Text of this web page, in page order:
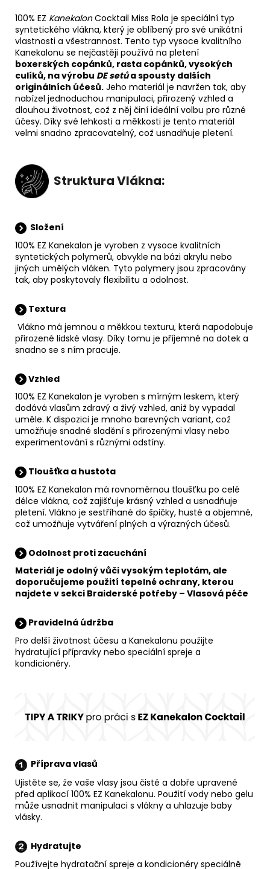
100% EZ KanekalonCocktail Miss Rola je speciální typ
syntetického vlákna, který je oblíbený pro své unikátní
vlastnosti a všestrannost. Tento typ vysoce kvalitního
Kanekalonu se nejčastěji používá na pletení
boxerských copánků, rasta copánků, vysokých
culíků, na výrobu DE setůa spousty dalších
originálních účesů. Jeho materiál je navržen tak, aby
nabízel jednoduchou manipulaci, přirozený vzhled a
dlouhou životnost, což z něj činí ideální volbu pro různé
účesy. Díky své lehkosti a měkkosti je tento materiál
velmi snadno zpracovatelný, což usnadňuje pletení.
Struktura Vlákna:
Složení
100% EZ Kanekalon je vyroben z vysoce kvalitních
syntetických polymerů, obvykle na bázi akrylu nebo
jiných umělých vláken. Tyto polymery jsou zpracovány
tak, aby poskytovaly flexibilitu a odolnost.
Textura
Vlákno má jemnou a měkkou texturu, která napodobuje
přirozené lidské vlasy. Díky tomu je příjemné na dotek a
snadno se s ním pracuje.
Vzhled
100% EZ Kanekalon je vyroben s mírným leskem, který
dodává vlasům zdravý a živý vzhled, aniž by vypadal
uměle. K dispozici je mnoho barevných variant, což
umožňuje snadné sladění s přirozenými vlasy nebo
experimentování s různými odstíny.
Tloušťka a hustota
100% EZ Kanekalon má rovnoměrnou tloušťku po celé
délce vlákna, což zajišťuje krásný vzhled a usnadňuje
pletení. Vlákno je sestříhané do špičky, husté a objemné,
což umožňuje vytváření plných a výrazných účesů.
Odolnost proti zacuchání
Materiál je odolný vůči vysokým teplotám, ale
doporučujeme použití tepelné ochrany, kterou
najdete v sekci Braiderské potřeby – Vlasová péče
Pravidelná údržba
Pro delší životnost účesu a Kanekalonu použijte
hydratující přípravky nebo speciální spreje a
kondicionéry.
Příprava vlasů
Ujistěte se, že vaše vlasy jsou čisté a dobře upravené
před aplikací 100% EZ Kanekalonu. Použití vody nebo gelu
může usnadnit manipulaci s vlákny a uhlazuje baby
vlásky.
Hydratujte
Používejte hydratační spreje a kondicionéry speciálně